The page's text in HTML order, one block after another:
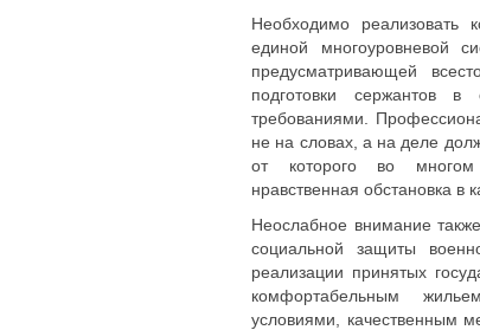
Необходимо реализовать
единой многоуровневой
предусматривающей
подготовки сержантов
требованиями.
не на словах, а на деле
от которого во многом
нравственная обстановка в
Неослабное внимание
социальной защиты
реализации принятых
комфортабельным
условиями, качественным